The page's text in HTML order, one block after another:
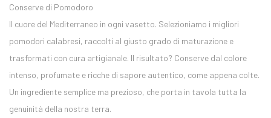
Conserve di Pomodoro
Il cuore del Mediterraneo in ogni vasetto. Selezioniamo i migliori
pomodori calabresi, raccolti al giusto grado di maturazione e
trasformati con cura artigianale. Il risultato? Conserve dal colore
intenso, profumate e ricche di sapore autentico, come appena colte.
Un ingrediente semplice ma prezioso, che porta in tavola tutta la
genuinità della nostra terra.